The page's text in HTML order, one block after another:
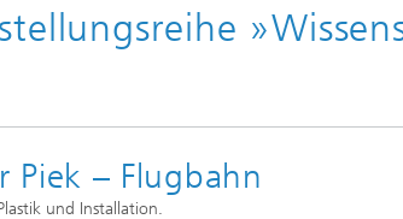
und Prozesse
Packaging
Spektrale
Piek – Flugbahn
und Installation.